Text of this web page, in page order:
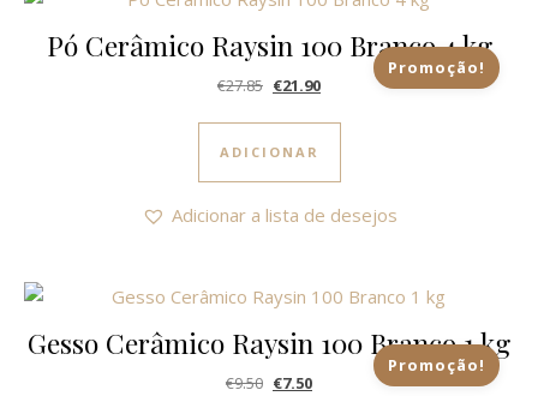
Promoção!
Pó Cerâmico Raysin 100 Branco 4 kg
€27.85 O preço original era: €27.85.
€21.90O preço atual é: €21.90.
ADICIONAR
Adicionar a lista de desejos
Promoção!
Gesso Cerâmico Raysin 100 Branco 1 kg
€9.50 O preço original era: €9.50.
€7.50O preço atual é: €7.50.